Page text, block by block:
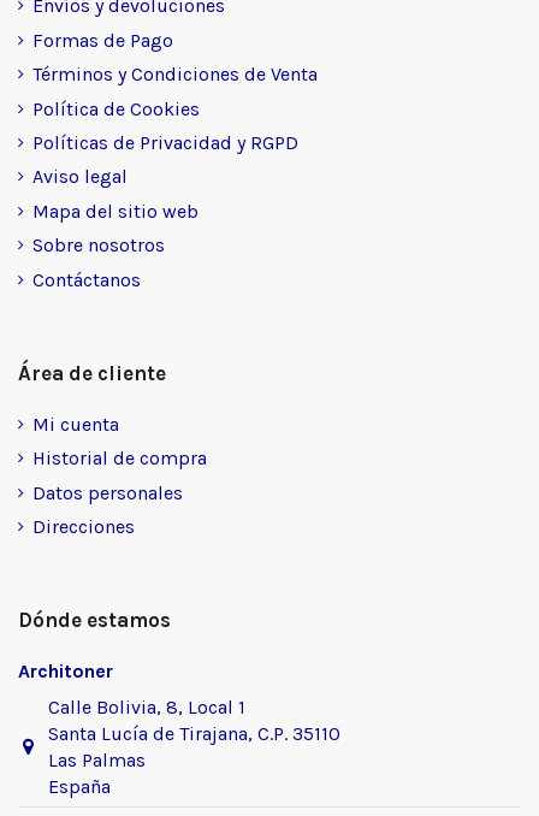
Envíos y devoluciones
Formas de Pago
Términos y Condiciones de Venta
Política de Cookies
Políticas de Privacidad y RGPD
Aviso legal
Mapa del sitio web
Sobre nosotros
Contáctanos
Área de cliente
Mi cuenta
Historial de compra
Datos personales
Direcciones
Dónde estamos
Architoner
Calle Bolivia, 8, Local 1
Santa Lucía de Tirajana, C.P. 35110
Las Palmas
España